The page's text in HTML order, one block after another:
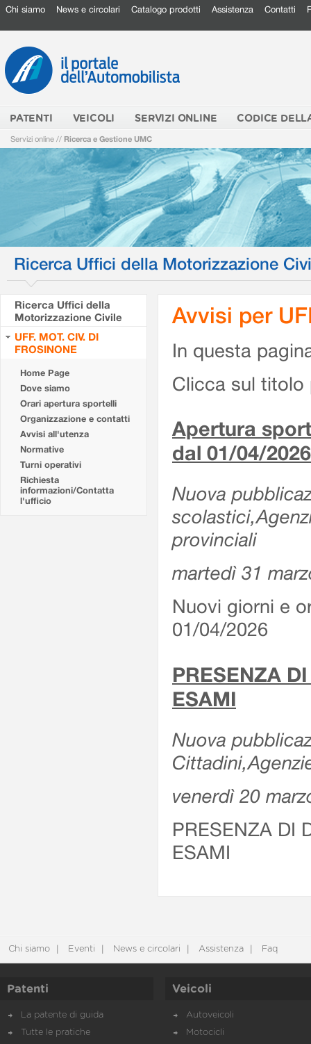
Chi siamo News e circolari Catalogo prodotti Assistenza Contatti
PATENTI VEICOLI SERVIZI ONLINE CODICE
Servizi online // Ricerca e Gestione UMC
Ricerca Uffici della Motorizzazione
Ricerca Uffici della
Motorizzazione Civile
UFF. MOT. CIV. DI
FROSINONE
Home Page
Dove siamo
Orari apertura sportelli
Organizzazione e contatti
Avvisi all'utenza
Normative
Turni operativi
Richiesta
informazioni/Contatta
l'ufficio
Avvisi per
In questa
Clicca sul titolo
Apertura
dal 01/04/2026
Nuova
provinciali
martedì 31
Nuovi giorni e
01/04/2026
PRESENZA
ESAMI
Nuova
venerdì 20
PRESENZA DI
ESAMI
Chi siamo Eventi News e circolari Assistenza Faq
Patenti
La patente di guida
Tutte le pratiche
Veicoli
Autoveicoli
Motocicli